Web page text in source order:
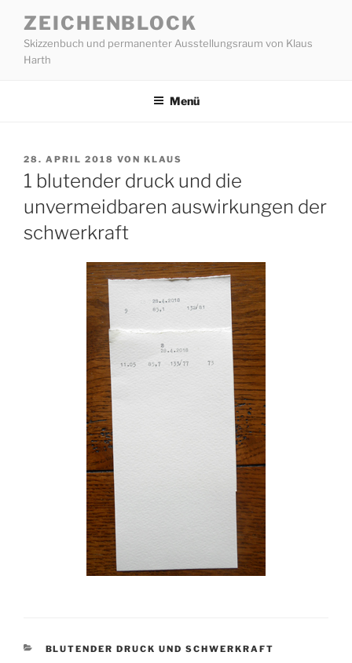
Inhalt
springen
ZEICHENBLOCK
Skizzenbuch und permanenter Ausstellungsraum von Klaus
Harth
Menü
VERÖFFENTLICHT
AM
28. APRIL 2018 VON KLAUS
1 blutender druck und die
unvermeidbaren auswirkungen der
schwerkraft
KATEGORIEN
BLUTENDER DRUCK UND SCHWERKRAFT